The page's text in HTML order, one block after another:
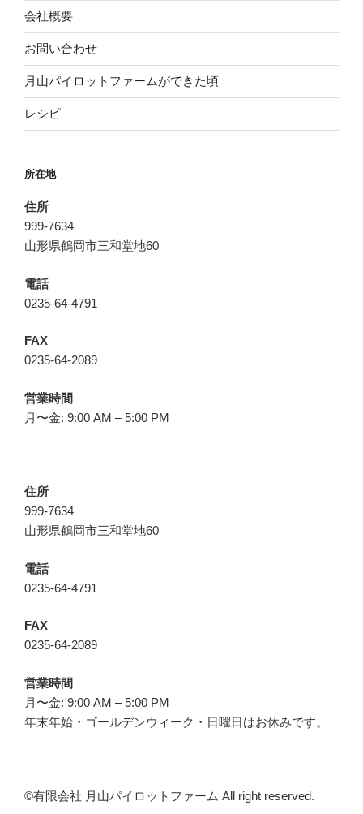
会社概要
お問い合わせ
月山パイロットファームができた頃
レシピ
所在地
住所
999-7634
山形県鶴岡市三和堂地60
電話
0235-64-4791
FAX
0235-64-2089
営業時間
月〜金: 9:00 AM – 5:00 PM
住所
999-7634
山形県鶴岡市三和堂地60
電話
0235-64-4791
FAX
0235-64-2089
営業時間
月〜金: 9:00 AM – 5:00 PM
年末年始・ゴールデンウィーク・日曜日はお休みです。
©︎有限会社 月山パイロットファーム All right reserved.